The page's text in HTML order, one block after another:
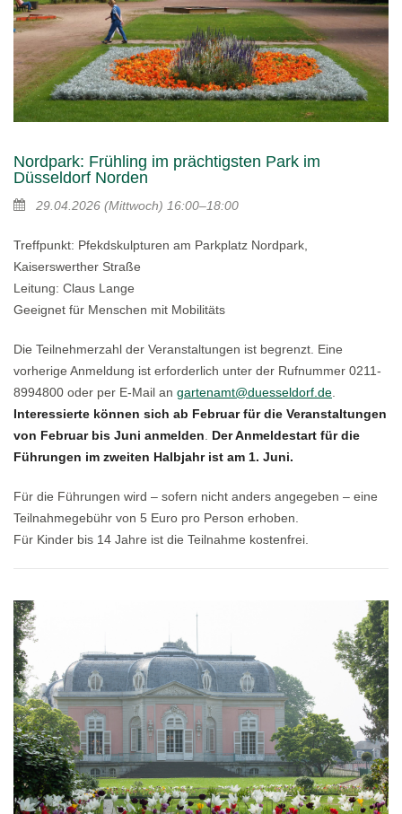
Nordpark: Frühling im prächtigsten Park im
Düsseldorf Norden
29.04.2026 (Mittwoch) 16:00–18:00
Treffpunkt: Pfekdskulpturen am Parkplatz Nordpark,
Kaiserswerther Straße
Leitung: Claus Lange
Geeignet für Menschen mit Mobilitäts
Die Teilnehmerzahl der Veranstaltungen ist begrenzt. Eine
vorherige Anmeldung ist erforderlich unter der Rufnummer 0211-
8994800 oder per E-Mail an gartenamt@duesseldorf.de
Interessierte können sich ab Februar für die Veranstaltungen
von Februar bis Juni anmelden
Der Anmeldestart für die
Führungen im zweiten Halbjahr ist am 1. Juni.
Für die Führungen wird – sofern nicht anders angegeben – eine
Teilnahmegebühr von 5 Euro pro Person erhoben.
Für Kinder bis 14 Jahre ist die Teilnahme kostenfrei.